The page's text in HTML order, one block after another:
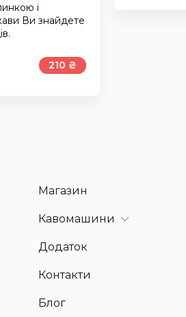
і
Ви знайдете
210 ₴
Магазин
Кавомашини
Додаток
Контакти
Блог